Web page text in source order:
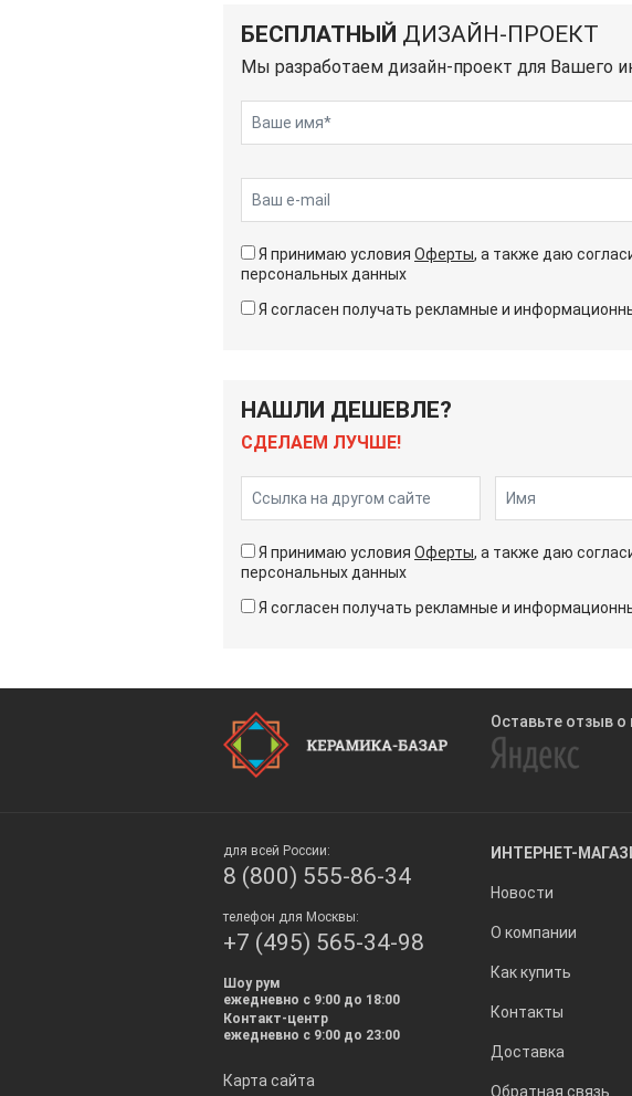
БЕСПЛАТНЫЙ ДИЗАЙН-ПРОЕКТ
Мы разработаем дизайн-проект для Вашего
Я принимаю условия Оферты, а также даю
персональных данных
Я согласен получать рекламные и
НАШЛИ ДЕШЕВЛЕ?
СДЕЛАЕМ ЛУЧШЕ!
Я принимаю условия Оферты, а также даю
персональных данных
Я согласен получать рекламные и
Оставьте отзыв о
для всей России:
8 (800) 555-86-34
телефон для Москвы:
+7 (495) 565-34-98
Шоу рум
ежедневно с 9:00 до 18:00
Контакт-центр
ежедневно с 9:00 до 23:00
Карта сайта
ИНТЕРНЕТ-
Новости
О компании
Как купить
Контакты
Доставка
Обратная связь